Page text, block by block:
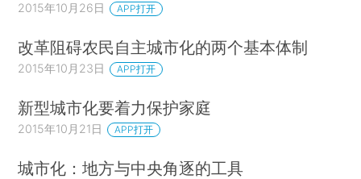
2015年10月26日 APP打开
改革阻碍农民自主城市化的两个基本体制
2015年10月23日 APP打开
新型城市化要着力保护家庭
2015年10月21日 APP打开
城市化：地方与中央角逐的工具